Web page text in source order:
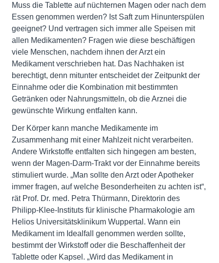
Muss die Tablette auf nüchternen Magen oder nach dem
Essen genommen werden? Ist Saft zum Hinunterspülen
geeignet? Und vertragen sich immer alle Speisen mit
allen Medikamenten? Fragen wie diese beschäftigen
viele Menschen, nachdem ihnen der Arzt ein
Medikament verschrieben hat. Das Nachhaken ist
berechtigt, denn mitunter entscheidet der Zeitpunkt der
Einnahme oder die Kombination mit bestimmten
Getränken oder Nahrungsmitteln, ob die Arznei die
gewünschte Wirkung entfalten kann.
Der Körper kann manche Medikamente im
Zusammenhang mit einer Mahlzeit nicht verarbeiten.
Andere Wirkstoffe entfalten sich hingegen am besten,
wenn der Magen-Darm-Trakt vor der Einnahme bereits
stimuliert wurde. „Man sollte den Arzt oder Apotheker
immer fragen, auf welche Besonderheiten zu achten ist“,
rät Prof. Dr. med. Petra Thürmann, Direktorin des
Philipp-Klee-Instituts für klinische Pharmakologie am
Helios Universitätsklinikum Wuppertal. Wann ein
Medikament im Idealfall genommen werden sollte,
bestimmt der Wirkstoff oder die Beschaffenheit der
Tablette oder Kapsel. „Wird das Medikament in